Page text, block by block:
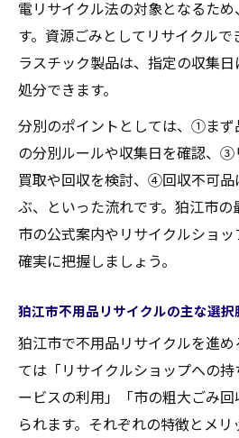
電リサイクル法の対象となるた
す。資源ごみとしてリサイクル
ラスチック製品は、指定の収集
処分できます。
分別のポイントとしては、①ま
の分別ルールや収集日を確認、③
買取や回収を検討、④回収不可
ぶ、といった流れです。狛江市
市の公式案内やリサイクルショッ
確実に把握しましょう。
狛江市不用品リサイクルの主な選択
狛江市で不用品リサイクルを進
ては「リサイクルショップへの
ービスの利用」「市の粗大ごみ
られます。それぞれの特徴とメ